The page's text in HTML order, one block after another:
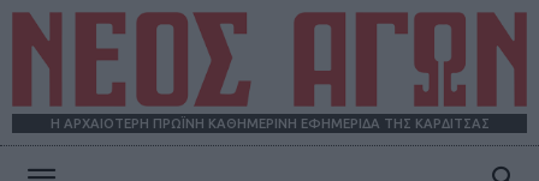
Η ΑΡΧΑΙΟΤΕΡΗ ΠΡΩΪΝΗ ΚΑΘΗΜΕΡΙΝΗ ΕΦΗΜΕΡΙΔΑ ΤΗΣ ΚΑΡΔΙΤΣΑΣ